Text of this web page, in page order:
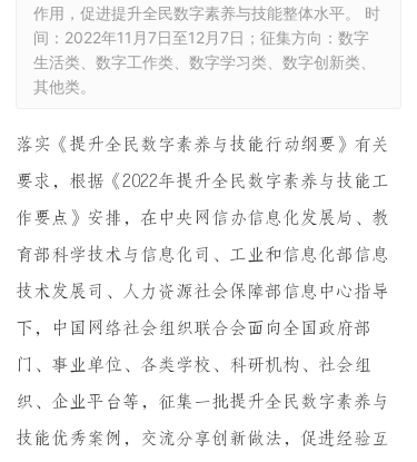
作用，促进提升全民数字素养与技能整体水平。 时
间：2022年11月7日至12月7日；征集方向：数字
生活类、数字工作类、数字学习类、数字创新类、
其他类。
落实《 提升全民数字素养与技能行动纲要 》有关
要求，根据《2022年提升全民数字素养与技能工
作要点》安排，在中央网信办信息化发展局、教
育部科学技术与信息化司、工业和信息化部信息
技术发展司、人力资源社会保障部信息中心指导
下，中国网络社会组织联合会面向全国政府部
门、事业单位、各类学校、科研机构、社会组
织、企业平台等，征集一批提升全民数字素养与
技能优秀案例，交流分享创新做法，促进经验互